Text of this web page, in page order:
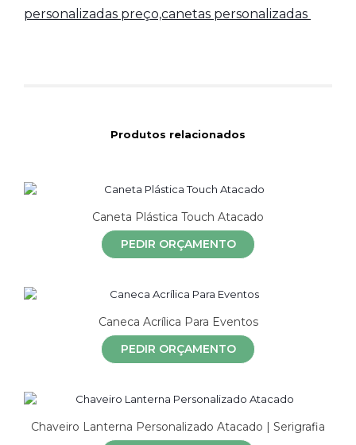
personalizadas preço,canetas personalizadas
Produtos relacionados
Caneta Plástica Touch Atacado
PEDIR ORÇAMENTO
Caneca Acrílica Para Eventos
PEDIR ORÇAMENTO
Chaveiro Lanterna Personalizado Atacado | Serigrafia